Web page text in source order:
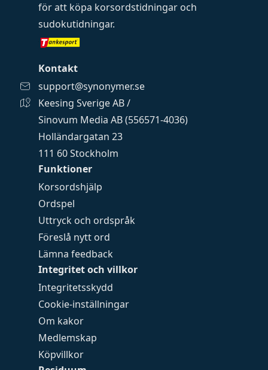
Funktioner
Korsordshjälp
Ordspel
Uttryck och ordspråk
Föreslå nytt ord
Lämna feedback
Integritet och villkor
Integritetsskydd
Cookie-inställningar
Om kakor
Medlemskap
Köpvillkor
för att köpa korsordstidningar och
sudokutidningar.
Kontakt
support@synonymer.se
Keesing Sverige AB /
Sinovum Media AB (556571-4036)
Holländargatan 23
111 60 Stockholm